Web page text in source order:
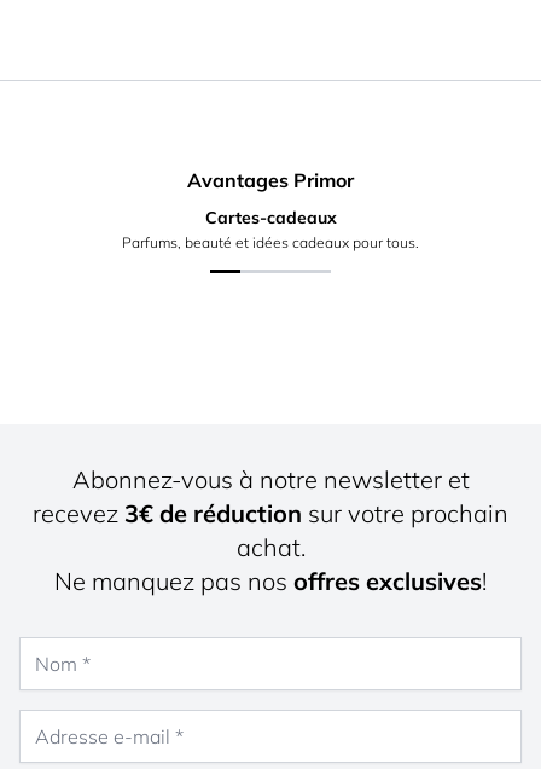
Avantages Primor
Cartes-cadeaux
Parfums, beauté et idées cadeaux pour tous.
Abonnez-vous à notre newsletter et
recevez 3€ de réduction sur votre prochain
achat.
Ne manquez pas nos offres exclusives!